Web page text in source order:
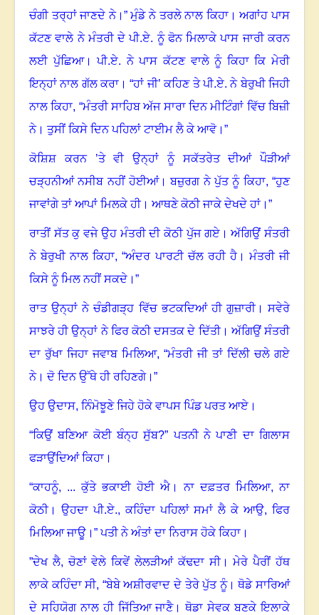
ਚੰਗੀ ਤਰ੍ਹਾਂ ਜਾਣਦੇ ਨੇ।” ਮੁੰਡੇ ਨੇ ਤਰਲੇ ਨਾਲ ਕਿਹਾ। ਅਗਾਂਹ ਪਾਸ
ਕੱਟਣ ਵਾਲੇ ਨੇ ਮੰਤਰੀ ਦੇ ਪੀ.ਏ. ਨੂੰ ਫੋਨ ਮਿਲਾਕੇ ਪਾਸ ਜਾਰੀ ਕਰਨ
ਲਈ ਪੁੱਛਿਆ। ਪੀ.ਏ. ਨੇ ਪਾਸ ਕੱਟਣ ਵਾਲੇ ਨੂੰ ਕਿਹਾ ਕਿ ਮੇਰੀ
ਇਨ੍ਹਾਂ ਨਾਲ ਗੱਲ ਕਰਾ। “ਹਾਂ ਜੀ’ ਕਹਿਣ ਤੇ ਪੀ.ਏ. ਨੇ ਬੇਰੁਖੀ ਜਿਹੀ
ਨਾਲ ਕਿਹਾ, “ਮੰਤਰੀ ਸਾਹਿਬ ਅੱਜ ਸਾਰਾ ਦਿਨ ਮੀਟਿੰਗਾਂ ਵਿੱਚ ਬਿਜ਼ੀ
ਨੇ। ਤੁਸੀਂ ਕਿਸੇ ਦਿਨ ਪਹਿਲਾਂ ਟਾਈਮ ਲੈ ਕੇ ਆਵੋ।”
ਕੋਸ਼ਿਸ਼ ਕਰਨ ’ਤੇ ਵੀ ਉਨ੍ਹਾਂ ਨੂੰ ਸਕੱਤਰੇਤ ਦੀਆਂ ਪੌੜੀਆਂ
ਚੜ੍ਹਨੀਆਂ ਨਸੀਬ ਨਹੀਂ ਹੋਈਆਂ। ਬਜ਼ੁਰਗ ਨੇ ਪੁੱਤ ਨੂੰ ਕਿਹਾ, “ਹੁਣ
ਜਾਵਾਂਗੇ ਤਾਂ ਆਪਾਂ ਮਿਲਕੇ ਹੀ। ਆਥਣੇ ਕੋਠੀ ਜਾਕੇ ਦੇਖਦੇ ਹਾਂ।”
ਰਾਤੀਂ ਸੱਤ ਕੁ ਵਜੇ ਉਹ ਮੰਤਰੀ ਦੀ ਕੋਠੀ ਪੁੱਜ ਗਏ। ਅੱਗਿਉਂ ਸੰਤਰੀ
ਨੇ ਬੇਰੁਖੀ ਨਾਲ ਕਿਹਾ, “ਅੰਦਰ ਪਾਰਟੀ ਚੱਲ ਰਹੀ ਹੈ। ਮੰਤਰੀ ਜੀ
ਕਿਸੇ ਨੂੰ ਮਿਲ ਨਹੀਂ ਸਕਦੇ।”
ਰਾਤ ਉਨ੍ਹਾਂ ਨੇ ਚੰਡੀਗੜ੍ਹ ਵਿੱਚ ਭਟਕਦਿਆਂ ਹੀ ਗੁਜ਼ਾਰੀ। ਸਵੇਰੇ
ਸਾਝਰੇ ਹੀ ਉਨ੍ਹਾਂ ਨੇ ਫਿਰ ਕੋਠੀ ਦਸਤਕ ਦੇ ਦਿੱਤੀ। ਅੱਗਿਉਂ ਸੰਤਰੀ
ਦਾ ਰੁੱਖਾ ਜਿਹਾ ਜਵਾਬ ਮਿਲਿਆ, “ਮੰਤਰੀ ਜੀ ਤਾਂ ਦਿੱਲੀ ਚਲੇ ਗਏ
ਨੇ। ਦੋ ਦਿਨ ਉੱਥੇ ਹੀ ਰਹਿਣਗੇ।”
ਉਹ ਉਦਾਸ, ਨਿੰਮੋਝੂਣੇ ਜਿਹੇ ਹੋਕੇ ਵਾਪਸ ਪਿੰਡ ਪਰਤ ਆਏ।
“ਕਿਉਂ ਬਣਿਆ ਕੋਈ ਬੰਨ੍ਹ ਸੁੱਬ?”ਪਤਨੀ ਨੇ ਪਾਣੀ ਦਾ ਗਿਲਾਸ
ਫੜਾਉਂਦਿਆਂ ਕਿਹਾ।
“ਕਾਹਨੂੰ, ...ਕੁੱਤੇ ਭਕਾਈ ਹੋਈ ਐ। ਨਾ ਦਫ਼ਤਰ ਮਿਲਿਆ, ਨਾ
ਕੋਠੀ। ਉਹਦਾ ਪੀ.ਏ.,ਕਹਿੰਦਾ ਪਹਿਲਾਂ ਸਮਾਂ ਲੈ ਕੇ ਆਉ, ਫਿਰ
ਮਿਲਿਆ ਜਾਊ।” ਪਤੀ ਨੇ ਅੰਤਾਂ ਦਾ ਨਿਰਾਸ ਹੋਕੇ ਕਿਹਾ।
”ਦੇਖ ਲੈ, ਚੋਣਾਂ ਵੇਲੇ ਕਿਵੇਂ ਲੇਲੜੀਆਂ ਕੱਢਦਾ ਸੀ। ਮੇਰੇ ਪੈਰੀਂ ਹੱਥ
ਲਾਕੇ ਕਹਿੰਦਾ ਸੀ, “ਬੇਬੇ ਅਸ਼ੀਰਵਾਦ ਦੇ ਤੇਰੇ ਪੁੱਤ ਨੂੰ। ਥੋਡੇ ਸਾਰਿਆਂ
ਦੇ ਸਹਿਯੋਗ ਨਾਲ ਹੀ ਜਿੱਤਿਆ ਜਾਣੈ। ਥੋਡਾ ਸੇਵਕ ਬਣਕੇ ਇਲਾਕੇ